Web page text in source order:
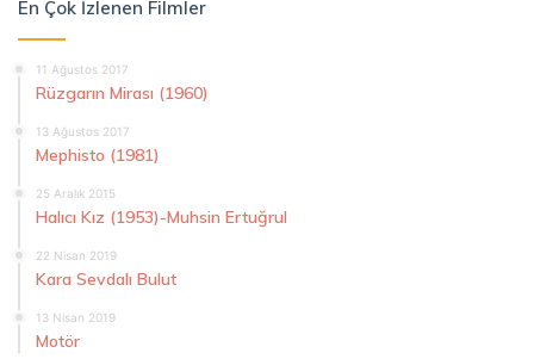
En Çok İzlenen Filmler
11 Ağustos 2017
Rüzgarın Mirası (1960)
13 Ağustos 2017
Mephisto (1981)
25 Aralık 2015
Halıcı Kız (1953)-Muhsin Ertuğrul
22 Nisan 2019
Kara Sevdalı Bulut
13 Nisan 2019
Motör